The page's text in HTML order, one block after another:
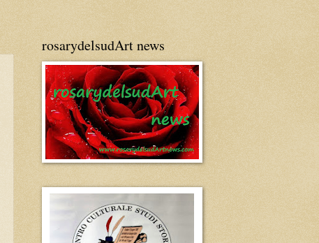
rosarydelsudArt news